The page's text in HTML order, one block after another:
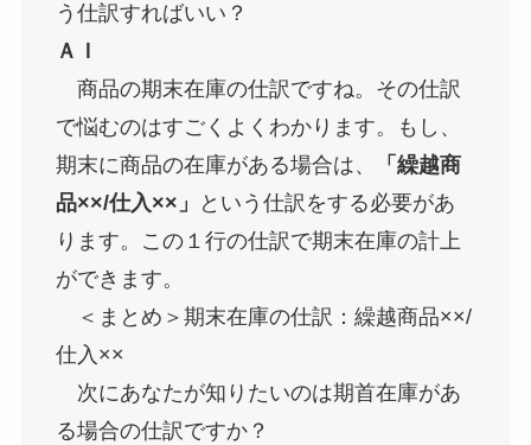
う仕訳すればいい？
ＡＩ
商品の期末在庫の仕訳ですね。その仕訳
で悩むのはすごくよくわかります。もし、
期末に商品の在庫がある場合は、
「繰越商
品××/仕入××」
という仕訳をする必要があ
ります。この１行の仕訳で期末在庫の計上
ができます。
＜まとめ＞期末在庫の仕訳：繰越商品××/
仕入××
次にあなたが知りたいのは期首在庫があ
る場合の仕訳ですか？